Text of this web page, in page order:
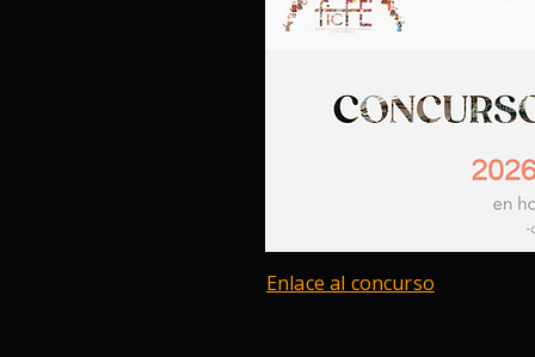
Enlace al concurso